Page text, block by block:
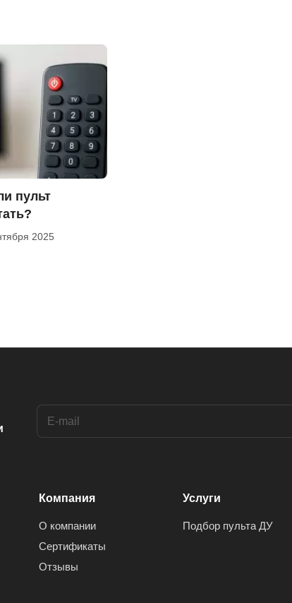
пульт
2025
Компания
О компании
Сертификаты
Отзывы
Услуги
Подбор пульта ДУ